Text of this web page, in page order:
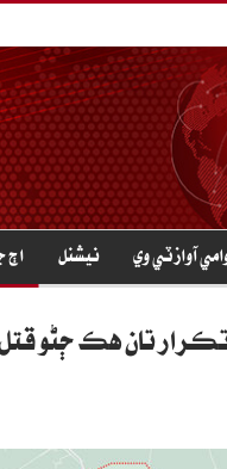
آواز ٽي وي نيشنل اڄ
تان هڪ ڄڻو